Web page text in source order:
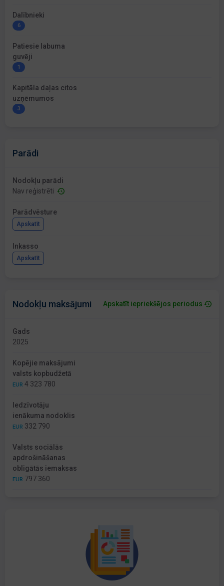
Dalībnieki
6
Patiesie labuma
guvēji
1
Kapitāla daļas citos
uzņēmumos
3
Parādi
Nodokļu parādi
Nav reģistrēti
Parādvēsture
Apskatīt
Inkasso
Apskatīt
Nodokļu maksājumi Apskatīt iepriekšējos periodus
Gads
2025
Kopējie maksājumi
valsts kopbudžetā
EUR 4 323 780
Iedzīvotāju
ienākuma nodoklis
EUR 332 790
Valsts sociālās
apdrošināšanas
obligātās iemaksas
EUR 797 360